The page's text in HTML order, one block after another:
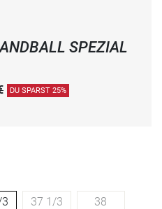
SPEZIAL
DU SPARST 25%
37 1/3 38